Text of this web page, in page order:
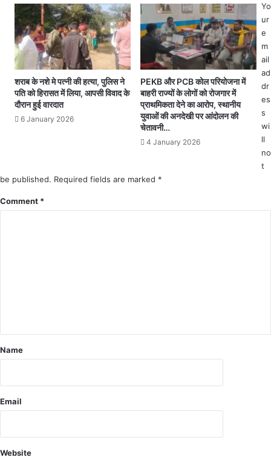
या
त्रा
का
आ
यो
की
आ
जां
में
शराब के नशे मे पत्नी की हत्या, पुलिस ने
पति को हिरासत में लिया, आपसी विवाद के
दौरान हुई वारदात
6 January 2026
PEKB और PCB कोल परियोजना में
बाहरी राज्यों के लोगों को रोजगार में
प्राथमिकता देने का आरोप, स्थानीय
युवाओं की अनदेखी पर आंदोलन की
चेतावनी…
4 January 2026
Yo
ur
e
m
ail
ad
dr
es
s
wi
ll
no
t
be published. Required fields are marked *
Comment *
Name
Email
Website